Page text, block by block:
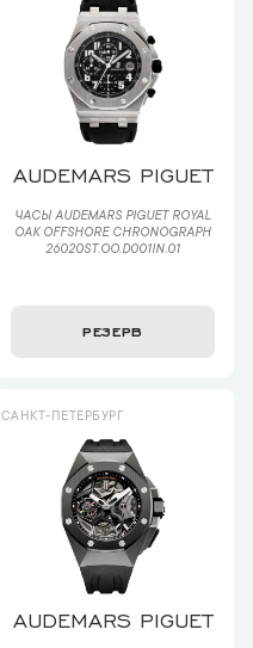
AUDEMARS PIGUET
ЧАСЫ AUDEMARS PIGUET ROYAL
OAK OFFSHORE CHRONOGRAPH
26020ST.OO.D001IN.01
РЕЗЕРВ
САНКТ-ПЕТЕРБУРГ
AUDEMARS PIGUET